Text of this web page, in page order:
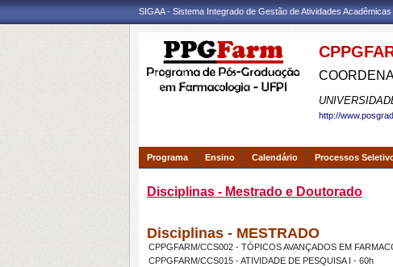
SIGAA - Sistema Integrado de Gestão de Atividades Acadêmicas
http://
Programa Ensino Calendário Processos
Disciplinas - Mestrado e Doutorado
Disciplinas - MESTRADO
CPPGFARM/CCS002 - TÓPICOS AVANÇADOS EM
CPPGFARM/CCS015 - ATIVIDADE DE PESQUISA I - 60h